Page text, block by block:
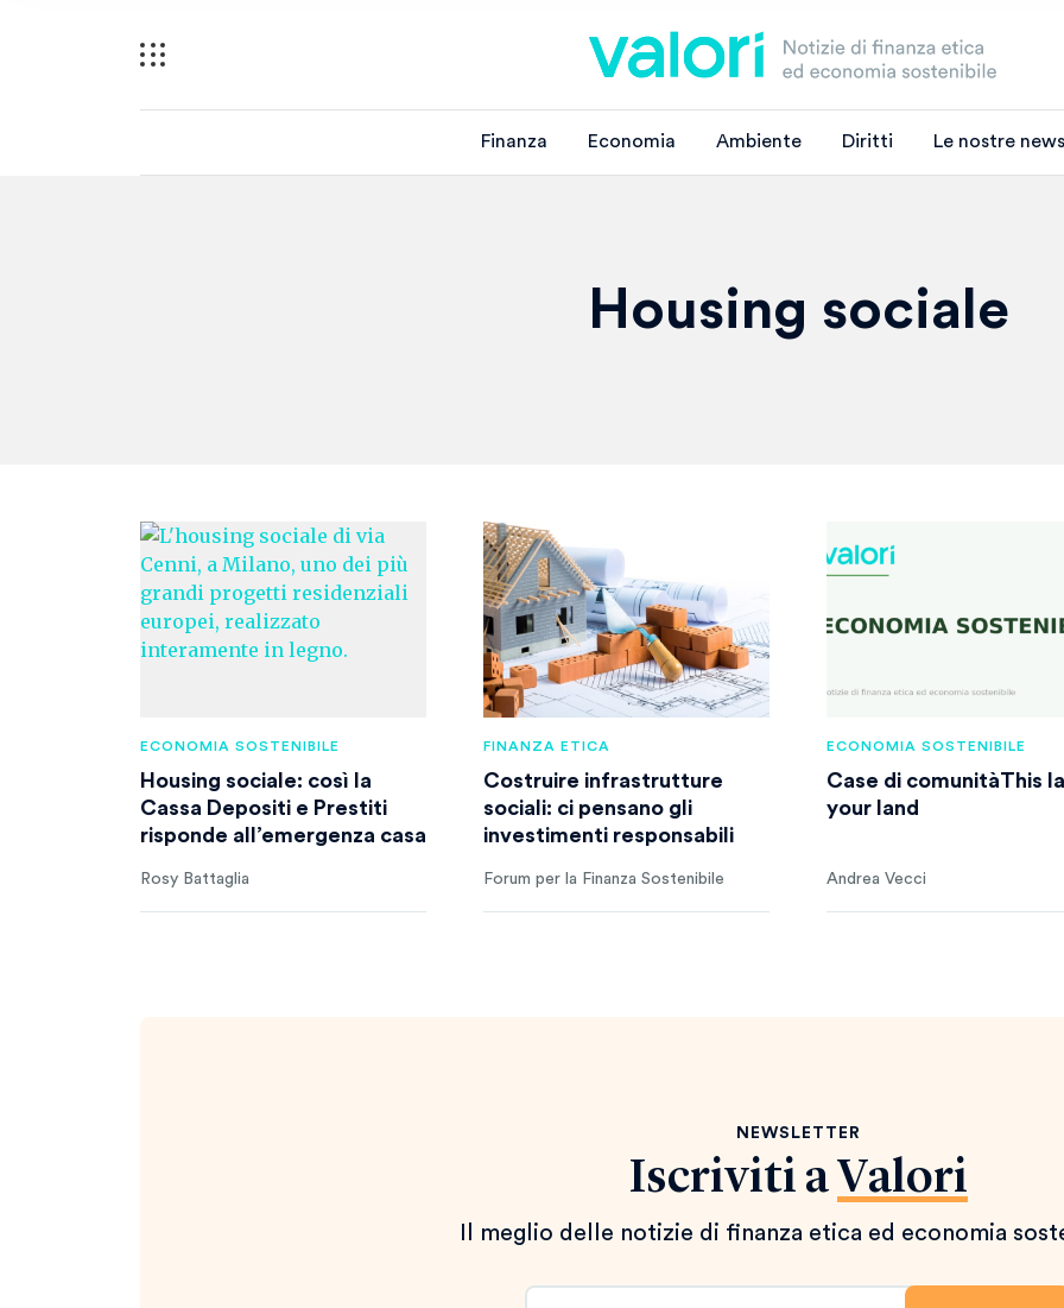
Finanza Economia Ambiente Diritti Le nostre
Housing sociale
ECONOMIA SOSTENIBILE
Housing sociale: così la
Cassa Depositi e Prestiti
risponde all’emergenza casa
Rosy Battaglia
FINANZA ETICA
Costruire infrastrutture
sociali: ci pensano gli
investimenti responsabili
Forum per la Finanza Sostenibile
ECONOMIA SOSTENIBILE
Case di comunitàThis
your land
Andrea Vecci
NEWSLETTER
Iscriviti a Valori
Il meglio delle notizie di finanza etica ed economia